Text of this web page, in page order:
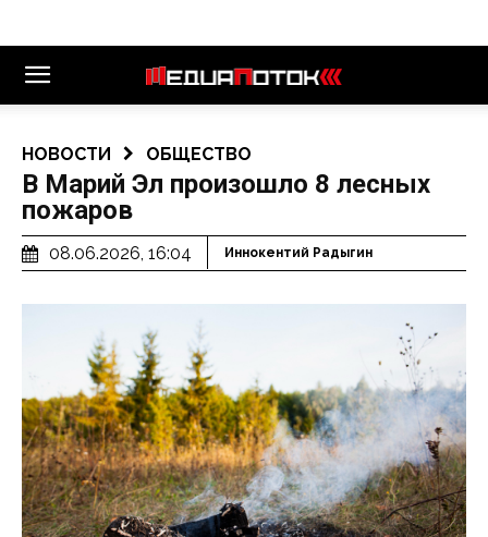
НОВОСТИ ОБЩЕСТВО
В Марий Эл произошло 8 лесных
пожаров
08.06.2026, 16:04 Иннокентий Радыгин